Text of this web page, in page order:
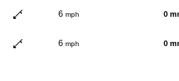
6 mph 0
6 mph 0